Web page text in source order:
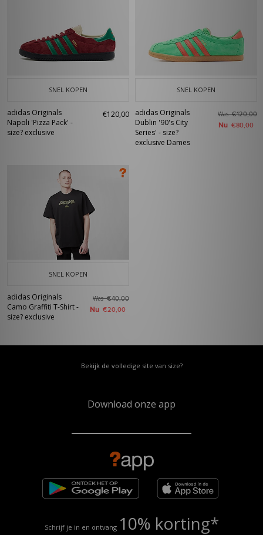
SNEL KOPEN
adidas Originals
Napoli 'Pizza Pack' -
size? exclusive
€120,00
SNEL KOPEN
adidas Originals
Dublin '90's City
Series' - size?
exclusive Dames
Was€120,00
Nu €80,00
SNEL KOPEN
adidas Originals
Camo Graffiti T-Shirt -
size? exclusive
Was€40,00
Nu €20,00
Bekijk de volledige site van size?
Download onze app
Schrijf je in en ontvang 10% korting*